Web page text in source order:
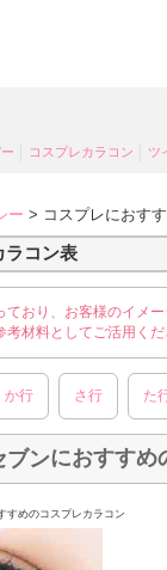
コスプレカラコン ツ
ー > コスプレにおす
ラコン表
おり、お客様のイメ
材料としてご活用くだ
か行 さ行 た
ブンにおすすめ
すめのコスプレカラコン